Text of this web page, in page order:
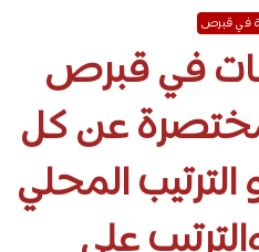
في قبرص
في قبرص
مختصرة عن كل
المحلي